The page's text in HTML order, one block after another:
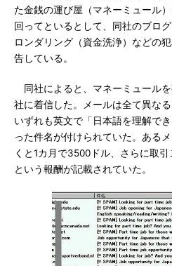
た金銭の運び屋（マネーミュール
回ってといるとして、同社のブロ
ロンダリング（資金洗浄）などの
告している。
同社によると、マネーミュール
社に着信した。メールは全て異な
いずれも英文で「日本語を理解で
った件名が付けられていた。ある
くと1カ月で3500ドル、さらに取
という報酬が記載されていた。